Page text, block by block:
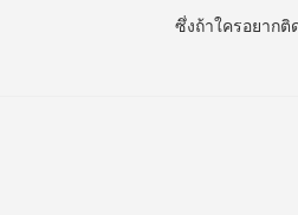
ซึ่งถ้าใครอยากติ